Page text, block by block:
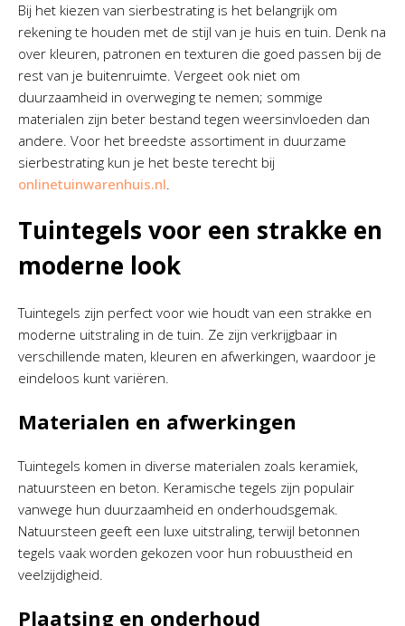
Bij het kiezen van sierbestrating is het belangrijk om
rekening te houden met de stijl van je huis en tuin. Denk na
over kleuren, patronen en texturen die goed passen bij de
rest van je buitenruimte. Vergeet ook niet om
duurzaamheid in overweging te nemen; sommige
materialen zijn beter bestand tegen weersinvloeden dan
andere. Voor het breedste assortiment in duurzame
sierbestrating kun je het beste terecht bij
onlinetuinwarenhuis.nl.
Tuintegels voor een strakke en
moderne look
Tuintegels zijn perfect voor wie houdt van een strakke en
moderne uitstraling in de tuin. Ze zijn verkrijgbaar in
verschillende maten, kleuren en afwerkingen, waardoor je
eindeloos kunt variëren.
Materialen en afwerkingen
Tuintegels komen in diverse materialen zoals keramiek,
natuursteen en beton. Keramische tegels zijn populair
vanwege hun duurzaamheid en onderhoudsgemak.
Natuursteen geeft een luxe uitstraling, terwijl betonnen
tegels vaak worden gekozen voor hun robuustheid en
veelzijdigheid.
Plaatsing en onderhoud